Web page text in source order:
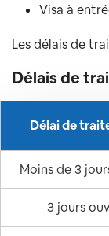
Visa à
Les délais de
Délais de
Délai de
Moins de 3
3 jours